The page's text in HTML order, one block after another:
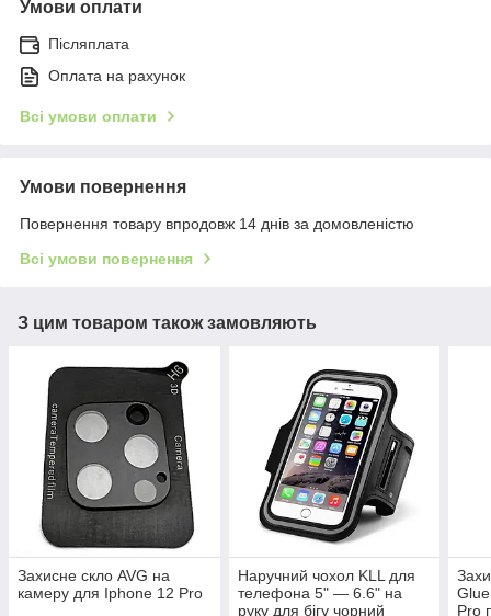
Умови оплати
Післяплата
Оплата на рахунок
Всі умови оплати
Умови повернення
Повернення товару впродовж 14 днів за домовленістю
Всі умови повернення
З цим товаром також замовляють
Захисне скло AVG на
камеру для Iphone 12 Pro
Наручний чохол KLL для
телефона 5" — 6.6" на
руку для бігу чорний
Pro